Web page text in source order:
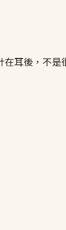
在耳後，不是